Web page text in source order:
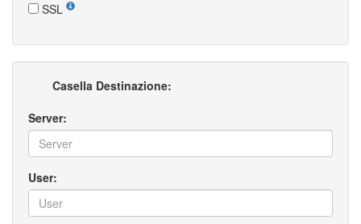
SSL
Casella Destinazione:
Server:
User: